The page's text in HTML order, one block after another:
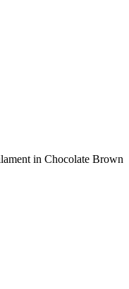
in Chocolate Brown